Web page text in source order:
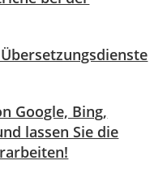
Google, Bing,
lassen Sie die